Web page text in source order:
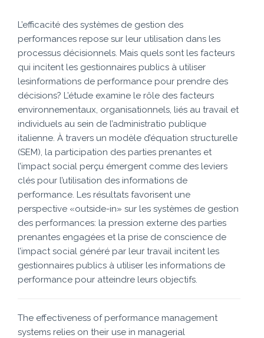
L’efficacité des systèmes de gestion des
performances repose sur leur utilisation dans les
processus décisionnels. Mais quels sont les facteurs
qui incitent les gestionnaires publics à utiliser
lesinformations de performance pour prendre des
décisions? L’étude examine le rôle des facteurs
environnementaux, organisationnels, liés au travail et
individuels au sein de l’administratio publique
italienne. À travers un modèle d’équation structurelle
(SEM), la participation des parties prenantes et
l’impact social perçu émergent comme des leviers
clés pour l’utilisation des informations de
performance. Les résultats favorisent une
perspective «outside-in» sur les systèmes de gestion
des performances: la pression externe des parties
prenantes engagées et la prise de conscience de
l’impact social généré par leur travail incitent les
gestionnaires publics à utiliser les informations de
performance pour atteindre leurs objectifs.
The effectiveness of performance management
systems relies on their use in managerial